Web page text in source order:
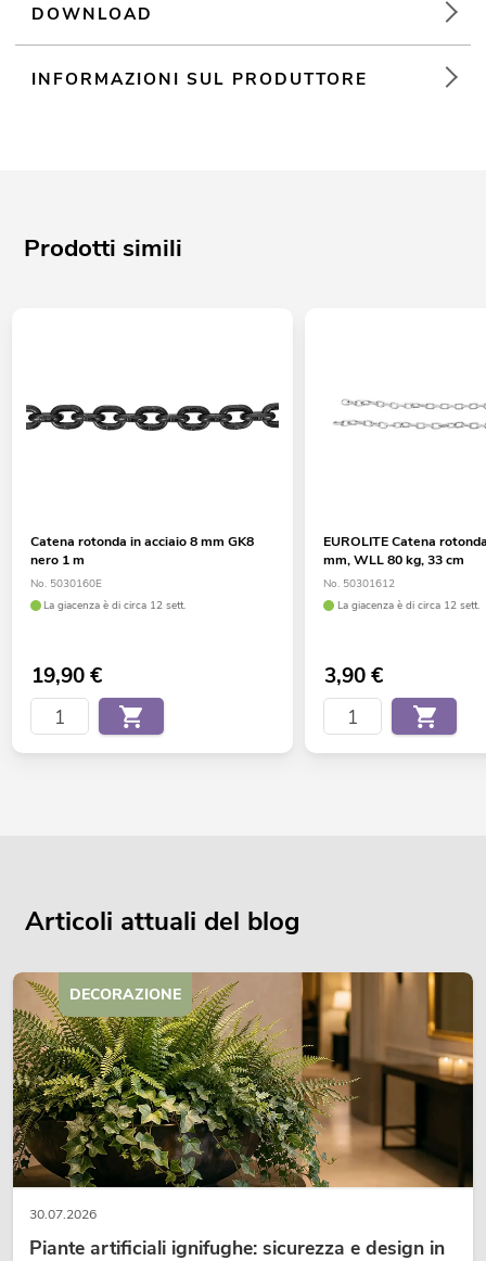
DOWNLOAD
INFORMAZIONI SUL PRODUTTORE
Prodotti simili
Catena rotonda in acciaio 8 mm GK8
nero 1 m
No. 5030160E
La giacenza è di circa 12 sett.
19,90€
EUROLITE Catena
mm, WLL 80 kg, 33 cm
No. 50301612
La giacenza è di circa 12 sett.
3,90€
Articoli attuali del blog
30.07.2026
Piante artificiali ignifughe: sicurezza e design in
DECORAZIONE